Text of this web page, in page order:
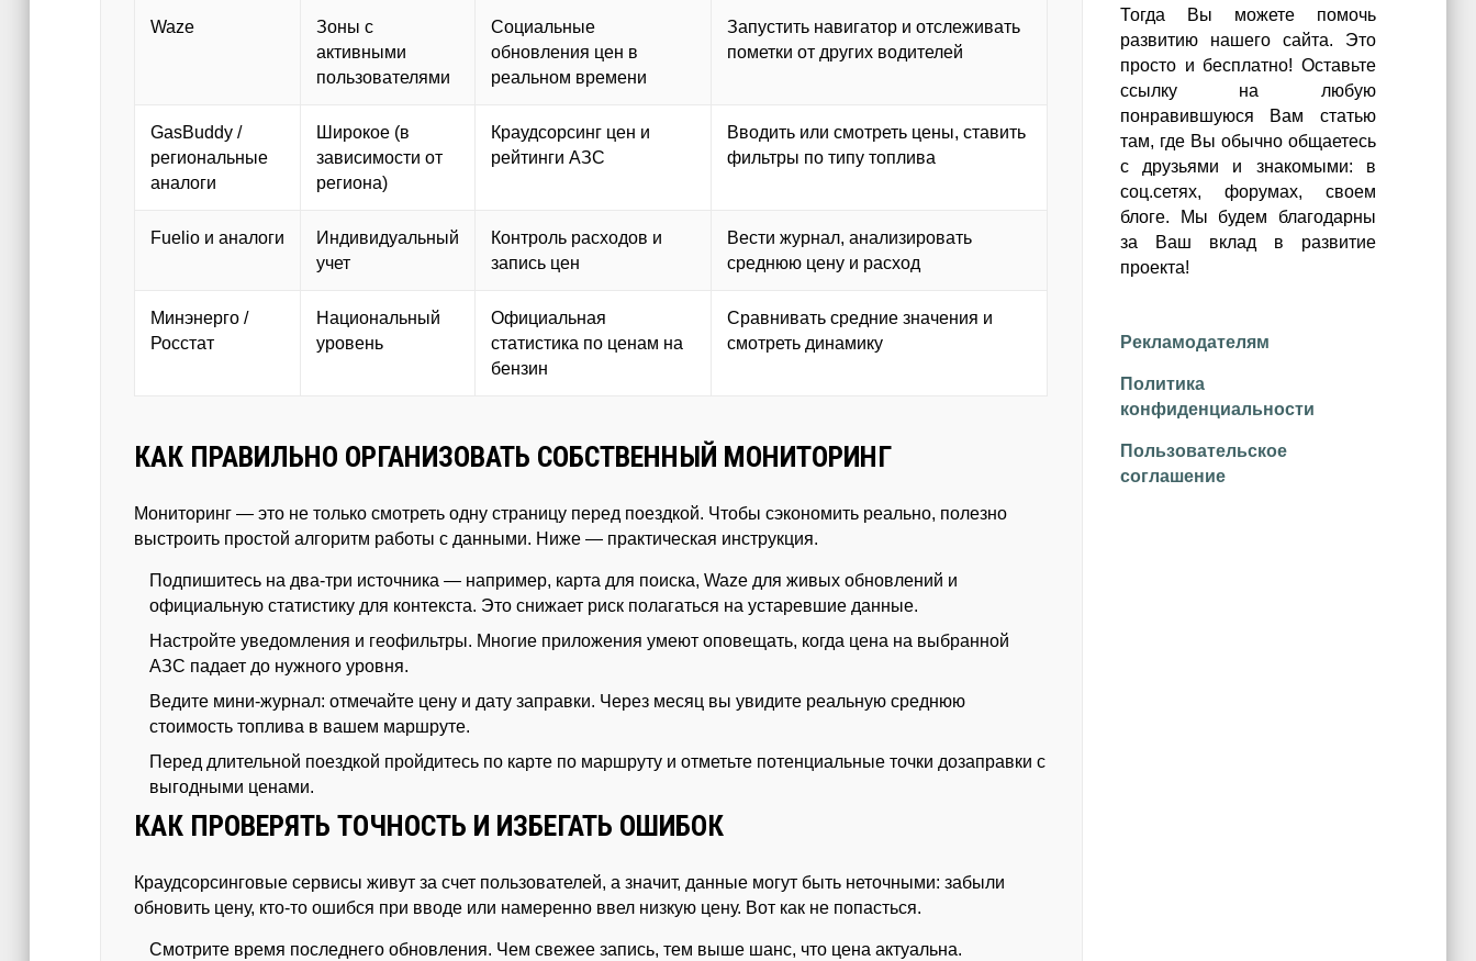
Waze
Зоны с
активными
пользователями
Социальные
обновления цен в
реальном времени
Запустить навигатор и отслеживать
пометки от других водителей
GasBuddy /
региональные
аналоги
Широкое (в
зависимости от
региона)
Краудсорсинг цен и
рейтинги АЗС
Вводить или смотреть цены, ставить
фильтры по типу топлива
Fuelio и аналоги
Индивидуальный
учет
Контроль расходов и
запись цен
Вести журнал, анализировать
среднюю цену и расход
Минэнерго /
Росстат
Национальный
уровень
Официальная
статистика по ценам на
бензин
Сравнивать средние значения и
смотреть динамику
КАК ПРАВИЛЬНО ОРГАНИЗОВАТЬ СОБСТВЕННЫЙ МОНИТОРИНГ
Мониторинг — это не только смотреть одну страницу перед поездкой. Чтобы сэкономить реально, полезно
выстроить простой алгоритм работы с данными. Ниже — практическая инструкция.
Подпишитесь на два-три источника — например, карта для поиска, Waze для живых обновлений и
официальную статистику для контекста. Это снижает риск полагаться на устаревшие данные.
Настройте уведомления и геофильтры. Многие приложения умеют оповещать, когда цена на выбранной
АЗС падает до нужного уровня.
Ведите мини-журнал: отмечайте цену и дату заправки. Через месяц вы увидите реальную среднюю
стоимость топлива в вашем маршруте.
Перед длительной поездкой пройдитесь по карте по маршруту и отметьте потенциальные точки дозаправки с
выгодными ценами.
КАК ПРОВЕРЯТЬ ТОЧНОСТЬ И ИЗБЕГАТЬ ОШИБОК
Краудсорсинговые сервисы живут за счет пользователей, а значит, данные могут быть неточными: забыли
обновить цену, кто-то ошибся при вводе или намеренно ввел низкую цену. Вот как не попасться.
Смотрите время последнего обновления. Чем свежее запись, тем выше шанс, что цена актуальна.
Тогда Вы можете помочь
развитию нашего сайта. Это
просто и бесплатно! Оставьте
ссылку на любую
понравившуюся Вам статью
там, где Вы обычно общаетесь
с друзьями и знакомыми: в
соц.сетях, форумах, своем
блоге. Мы будем благодарны
за Ваш вклад в развитие
проекта!
Рекламодателям
Политика
конфиденциальности
Пользовательское
соглашение